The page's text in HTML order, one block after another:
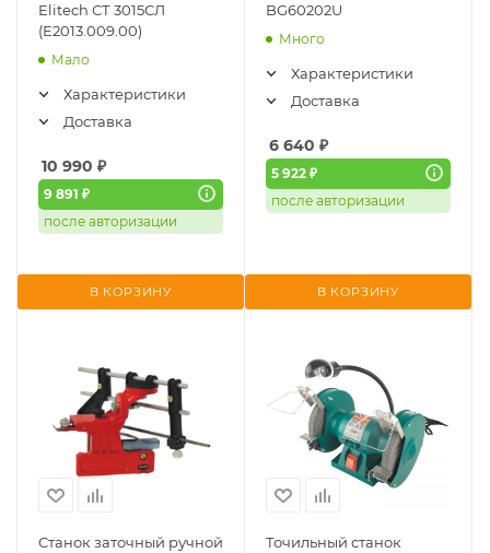
Elitech СТ 3015СЛ
(E2013.009.00)
Мало
Характеристики
Доставка
10 990 ₽
9 891 ₽
после авторизации
В КОРЗИНУ
BG60202U
Много
Характеристики
Доставка
6 640 ₽
5 922 ₽
после авторизации
В КОРЗИНУ
Станок заточный ручной
Точильный станок